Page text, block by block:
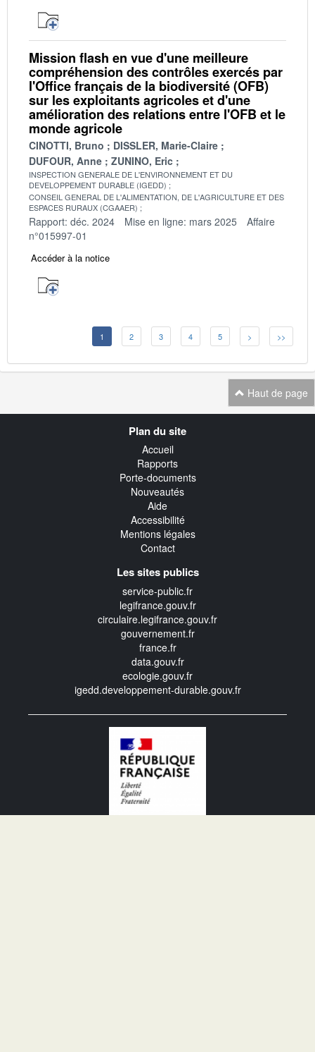
Mission flash en vue d'une meilleure
compréhension des contrôles exercés par
l'Office français de la biodiversité (OFB)
sur les exploitants agricoles et d'une
amélioration des relations entre l'OFB et le
monde agricole
CINOTTI, Bruno
DISSLER, Marie-Claire
DUFOUR, Anne
ZUNINO, Eric
INSPECTION GENERALE DE L'ENVIRONNEMENT ET DU
DEVELOPPEMENT DURABLE (IGEDD)
CONSEIL GENERAL DE L'ALIMENTATION, DE L'AGRICULTURE ET DES
ESPACES RURAUX (CGAAER)
Rapport: déc. 2024 Mise en ligne: mars 2025
Affaire
n°015997-01
Accéder à la notice
1 2 3 4 5 > >>
Haut de page
Plan du site
Accueil
Rapports
Porte-documents
Nouveautés
Aide
Accessibilité
Mentions légales
Contact
Les sites publics
service-public.fr
legifrance.gouv.fr
circulaire.legifrance.gouv.fr
gouvernement.fr
france.fr
data.gouv.fr
ecologie.gouv.fr
igedd.developpement-durable.gouv.fr